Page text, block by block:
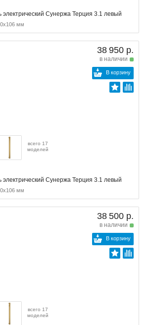
Сунержа Терция 3.1 левый
мм
38 950 р.
в наличии
В корзину
всего 17
моделей
Сунержа Терция 3.1 левый
мм
38 500 р.
в наличии
В корзину
всего 17
моделей